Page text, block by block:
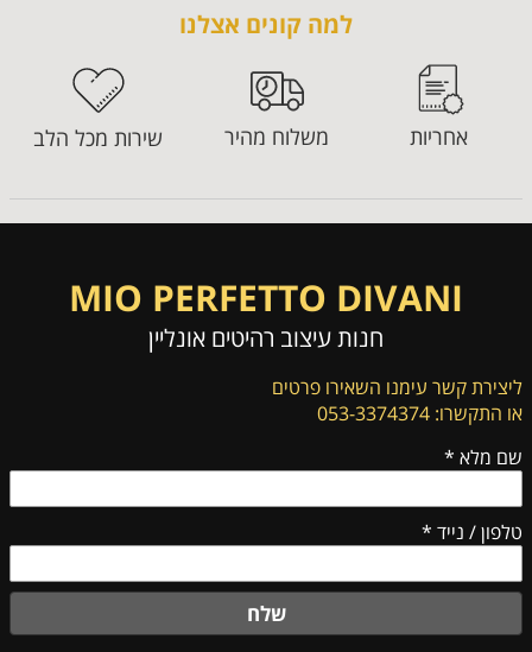
למה קונים אצלנו
אחריות משלוח מהיר שירות מכל הלב
MIO PERFETTO DIVANI
חנות עיצוב רהיטים אונליין
ליצירת קשר עימנו השאירו פרטים
או התקשרו: 053-3374374
שם מלא *
טלפון / נייד *
שלח